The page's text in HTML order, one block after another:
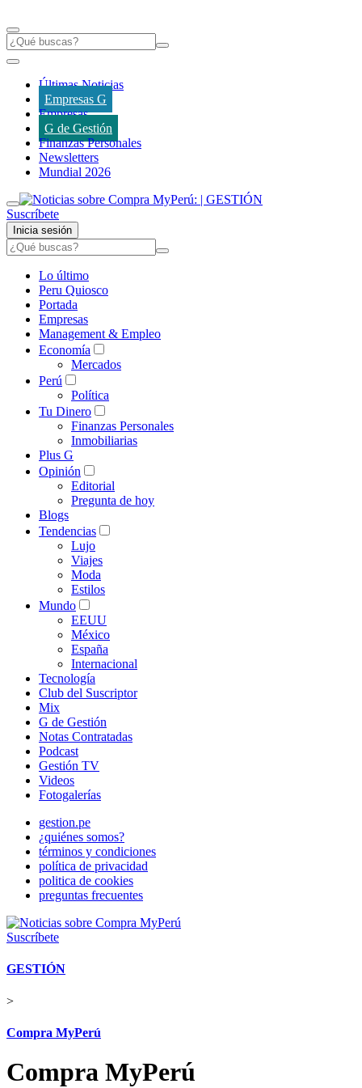
Últimas Noticias
Empresas G
Empresas
G de Gestión
Finanzas Personales
Newsletters
Mundial 2026
Suscríbete
Inicia sesión
Lo último
Peru Quiosco
Portada
Empresas
Management & Empleo
Economía
Mercados
Perú
Política
Tu Dinero
Finanzas Personales
Inmobiliarias
Plus G
Opinión
Editorial
Pregunta de hoy
Blogs
Tendencias
Lujo
Viajes
Moda
Estilos
Mundo
EEUU
México
España
Internacional
Tecnología
Club del Suscriptor
Mix
G de Gestión
Notas Contratadas
Podcast
Gestión TV
Videos
Fotogalerías
gestion.pe
¿quiénes somos?
términos y condiciones
política de privacidad
politica de cookies
preguntas frecuentes
Suscríbete
GESTIÓN
>
Compra MyPerú
Compra MyPerú